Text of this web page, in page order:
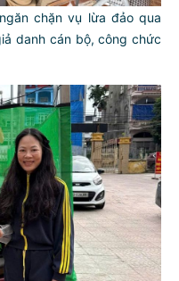
chặn vụ lừa đảo qua
danh cán bộ, công chức